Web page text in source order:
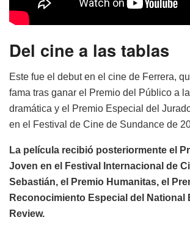
Del cine a las tablas
Este fue el debut en el cine de Ferrera,
fama tras ganar el Premio del Público a
dramática y el Premio Especial del
en el Festival de Cine de Sundance de
La película recibió posteriormente el
Joven en el Festival Internacional de
Sebastián, el Premio Humanitas, el
Reconocimiento Especial del National
Review.